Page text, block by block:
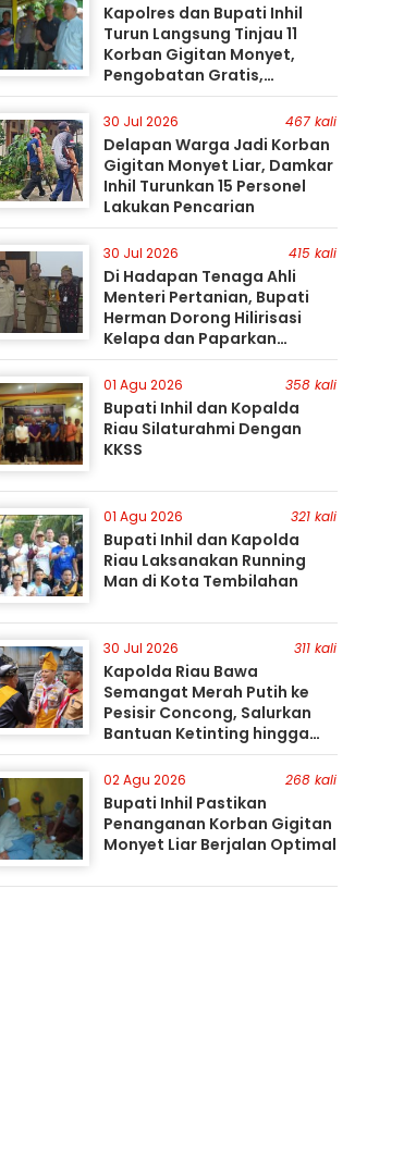
Kapolres dan Bupati Inhil
Turun Langsung Tinjau 11
Korban Gigitan Monyet,
Pengobatan Gratis,
Perburuan Terus Berlanjut
30 Jul 2026 467 kali
Delapan Warga Jadi Korban
Gigitan Monyet Liar, Damkar
Inhil Turunkan 15 Personel
Lakukan Pencarian
30 Jul 2026 415 kali
Di Hadapan Tenaga Ahli
Menteri Pertanian, Bupati
Herman Dorong Hilirisasi
Kelapa dan Paparkan
Besarnya Potensi Pertanian
Inhil
01 Agu 2026 358 kali
Bupati Inhil dan Kopalda
Riau Silaturahmi Dengan
KKSS
01 Agu 2026 321 kali
Bupati Inhil dan Kapolda
Riau Laksanakan Running
Man di Kota Tembilahan
30 Jul 2026 311 kali
Kapolda Riau Bawa
Semangat Merah Putih ke
Pesisir Concong, Salurkan
Bantuan Ketinting hingga
Tanam Mangrove
02 Agu 2026 268 kali
Bupati Inhil Pastikan
Penanganan Korban Gigitan
Monyet Liar Berjalan Optimal